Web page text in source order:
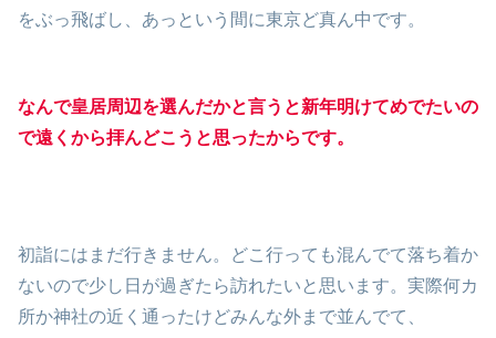
をぶっ飛ばし、あっという間に東京ど真ん中です。
なんで皇居周辺を選んだかと言うと新年明けてめでたいの
で遠くから拝んどこうと思ったからです。
初詣にはまだ行きません。どこ行っても混んでて落ち着か
ないので少し日が過ぎたら訪れたいと思います。実際何カ
所か神社の近く通ったけどみんな外まで並んでて、